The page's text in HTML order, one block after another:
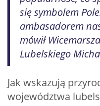
się symbolem
ambasadorem
mówił
Lubelskiego
Jak wskazują
województwa